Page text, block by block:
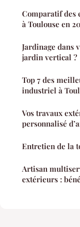
Comparatif des
à Toulouse en
Jardinage dans
jardin vertical ?
Top 7 des
industriel à
Vos travaux
personnalisé
Entretien de la
Artisan
extérieurs :